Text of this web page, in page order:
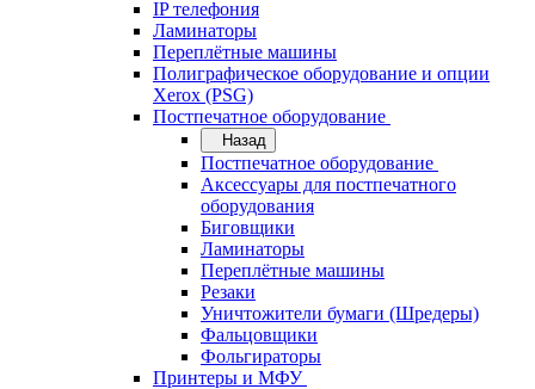
IP телефония
Ламинаторы
Переплётные машины
Полиграфическое оборудование и опции
Xerox (PSG)
Постпечатное оборудование
Назад
Постпечатное оборудование
Аксессуары для постпечатного
оборудования
Биговщики
Ламинаторы
Переплётные машины
Резаки
Уничтожители бумаги (Шредеры)
Фальцовщики
Фольгираторы
Принтеры и МФУ